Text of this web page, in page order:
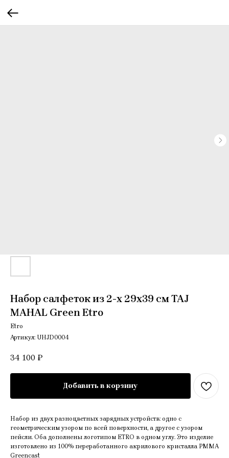
Набор салфеток из 2-х 29х39 см TAJ
MAHAL Green Etro
Etro
Артикул: UHJD0004
34 100 ₽
Добавить в корзину
Набор из двух разноцветных зарядных устройств: одно с
геометрическим узором по всей поверхности, а другое с узором
пейсли. Оба дополнены логотипом ETRO в одном углу. Это изделие
изготовлено из 100% переработанного акрилового кристалла PMMA
Greencast